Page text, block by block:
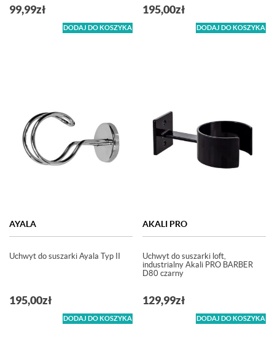
99,99zł
DODAJ DO KOSZYKA
195,00zł
DODAJ DO KOSZYKA
AYALA
Uchwyt do suszarki Ayala Typ II
195,00zł
DODAJ DO KOSZYKA
AKALI PRO
Uchwyt do suszarki loft,
industrialny Akali PRO BARBER
D80 czarny
129,99zł
DODAJ DO KOSZYKA